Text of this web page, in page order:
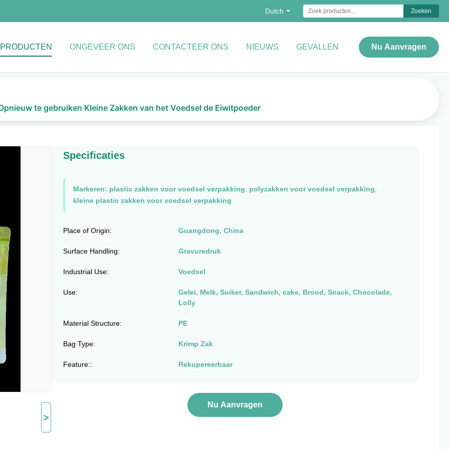
Dutch Zoeken
PRODUCTEN ONGEVEER ONS CONTACTEER ONS NIEUWS GEVALLEN Nu Aanvragen
te gebruiken Kleine Zakken van het Voedsel de Eiwitpoeder
>
Specificaties
Markeren: plastic zakken voor voedsel verpakking polyzakken voor voedsel verpakking
kleine plastic zakken voor voedsel verpakking
Place of Origin: Guangdong, China
Surface Handling: Gravuredruk
Industrial Use: Voedsel
Use:
Gelei, Melk, Suiker, Sandwich, cake, Brood, Snack, Chocolade,
Lolly
Material Structure: PE
Bag Type: Krimp Zak
Feature:: Rekupereerbaar
Nu Aanvragen